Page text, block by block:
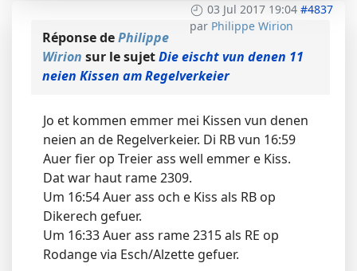
03 Jul 2017 19:04 #4837
par Philippe Wirion
Réponse dePhilippe
Wirion sur le sujetDie eischt vun denen 11
neien Kissen am Regelverkeier
Jo et kommen emmer mei Kissen vun denen
neien an de Regelverkeier. Di RB vun 16:59
Auer fier op Treier ass well emmer e Kiss.
Dat war haut rame 2309.
Um 16:54 Auer ass och e Kiss als RB op
Dikerech gefuer.
Um 16:33 Auer ass rame 2315 als RE op
Rodange via Esch/Alzette gefuer.